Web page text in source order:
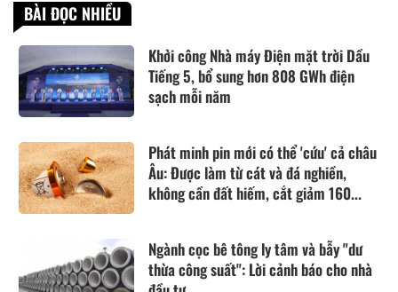
BÀI ĐỌC NHIỀU
Khởi công Nhà máy Điện mặt trời Dầu
Tiếng 5, bổ sung hơn 808 GWh điện
sạch mỗi năm
Phát minh pin mới có thể 'cứu' cả châu
Âu: Được làm từ cát và đá nghiền,
không cần đất hiếm, cắt giảm 160...
Ngành cọc bê tông ly tâm và bẫy "dư
thừa công suất": Lời cảnh báo cho nhà